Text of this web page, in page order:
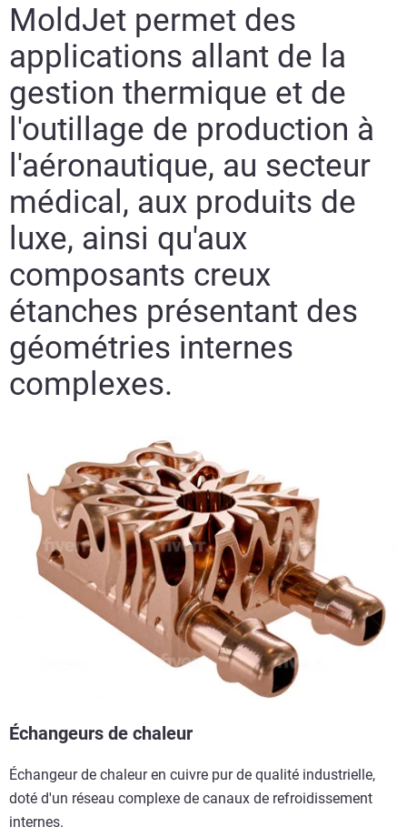
En savoir plus
MoldJet permet des
applications allant de la
gestion thermique et de
l'outillage de production à
l'aéronautique, au secteur
médical, aux produits de
luxe, ainsi qu'aux
composants creux
étanches présentant des
géométries internes
complexes.
Échangeurs de chaleur
Échangeur de chaleur en cuivre pur de qualité industrielle,
doté d'un réseau complexe de canaux de refroidissement
internes.